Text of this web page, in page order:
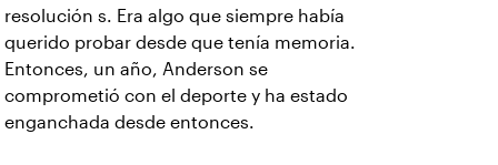
resolución s. Era algo que siempre había
querido probar desde que tenía memoria.
Entonces, un año, Anderson se
comprometió con el deporte y ha estado
enganchada desde entonces.